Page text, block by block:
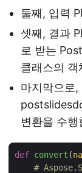
둘째, 입력
셋째, 결과
로 받는
클래스의 객
마지막으로,
변환을 수행
def convert (
#